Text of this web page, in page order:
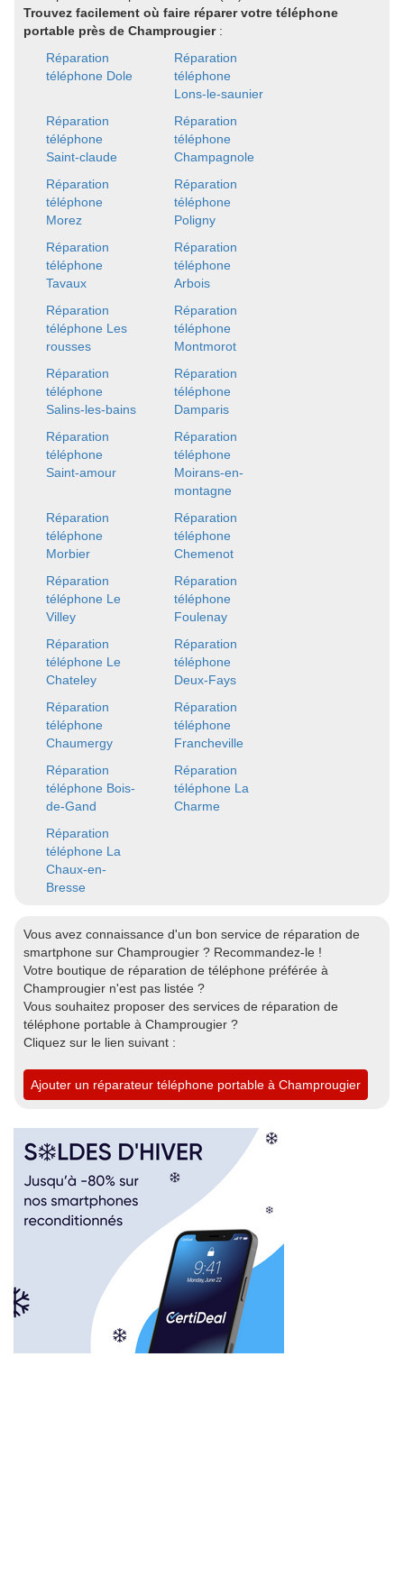
Trouvez facilement où faire réparer votre téléphone
portable près de Champrougier:
Réparation
téléphone Dole
Réparation
téléphone
Lons-le-saunier
Réparation
téléphone
Saint-claude
Réparation
téléphone
Champagnole
Réparation
téléphone
Morez
Réparation
téléphone
Poligny
Réparation
téléphone
Tavaux
Réparation
téléphone
Arbois
Réparation
téléphone Les
rousses
Réparation
téléphone
Montmorot
Réparation
téléphone
Salins-les-bains
Réparation
téléphone
Damparis
Réparation
téléphone
Saint-amour
Réparation
téléphone
Moirans-en-
montagne
Réparation
téléphone
Morbier
Réparation
téléphone
Chemenot
Réparation
téléphone Le
Villey
Réparation
téléphone
Foulenay
Réparation
téléphone Le
Chateley
Réparation
téléphone
Deux-Fays
Réparation
téléphone
Chaumergy
Réparation
téléphone
Francheville
Réparation
téléphone Bois-
de-Gand
Réparation
téléphone La
Charme
Réparation
téléphone La
Chaux-en-
Bresse
Vous avez connaissance d'un bon service de réparation de
smartphone sur Champrougier ? Recommandez-le !
Votre boutique de réparation de téléphone préférée à
Champrougier n'est pas listée ?
Vous souhaitez proposer des services de réparation de
téléphone portable à Champrougier ?
Cliquez sur le lien suivant :
Ajouter un réparateur téléphone portable à Champrougier